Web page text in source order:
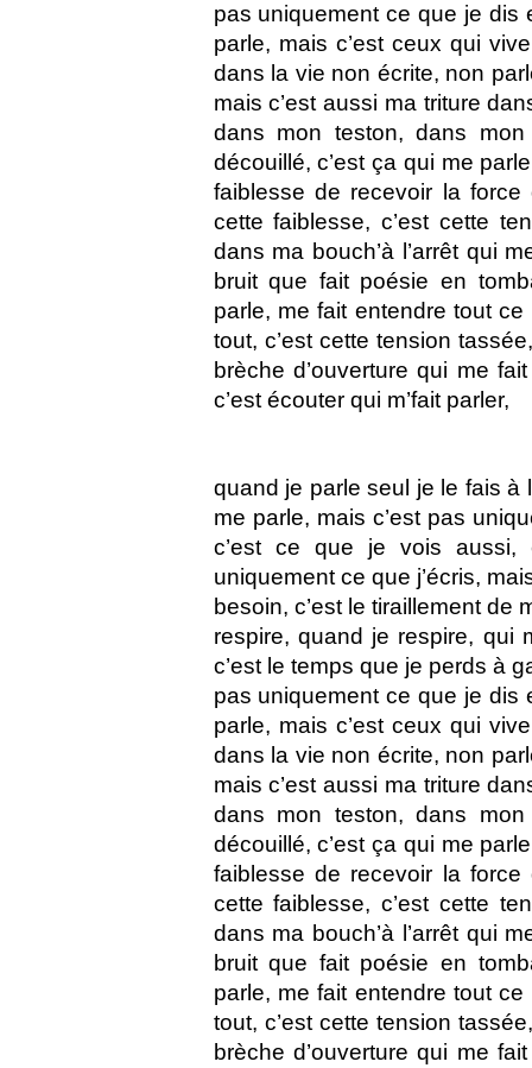
pas uniquement ce que je dis
parle, mais c’est ceux qui
dans la vie non écrite, non
mais c’est aussi ma triture
dans mon teston, dans
découillé, c’est ça qui me
faiblesse de recevoir la
cette faiblesse, c’est cette
dans ma bouch’à l’arrêt qui
bruit que fait poésie en
parle, me fait entendre tout
tout, c’est cette tension
brèche d’ouverture qui me
c’est écouter qui m’fait parler,
quand je parle seul je le fais à
me parle, mais c’est pas
c’est ce que je vois aussi,
uniquement ce que j’écris,
besoin, c’est le tiraillement de
respire, quand je respire, qui
c’est le temps que je perds à
pas uniquement ce que je dis
parle, mais c’est ceux qui
dans la vie non écrite, non
mais c’est aussi ma triture
dans mon teston, dans
découillé, c’est ça qui me
faiblesse de recevoir la
cette faiblesse, c’est cette
dans ma bouch’à l’arrêt qui
bruit que fait poésie en
parle, me fait entendre tout
tout, c’est cette tension
brèche d’ouverture qui me